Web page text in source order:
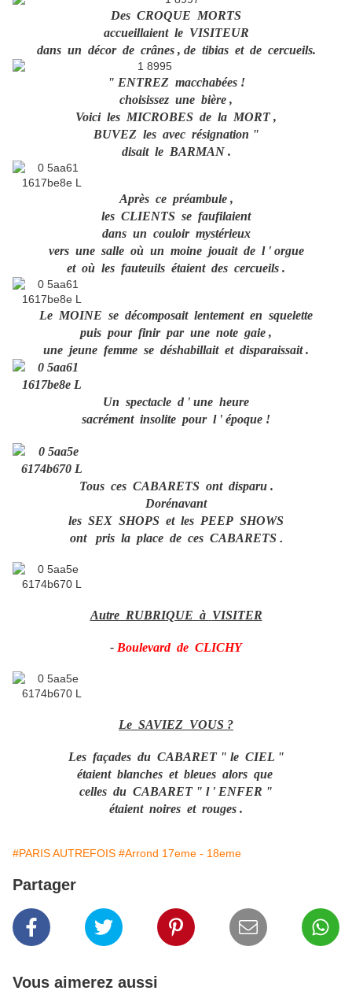
Des CROQUE MORTS
accueillaient le VISITEUR
dans un décor de crânes , de tibias et de cercueils.
" ENTREZ macchabées !
choisissez une bière ,
Voici les MICROBES de la MORT ,
BUVEZ les avec résignation "
disait le BARMAN .
Après ce préambule ,
les CLIENTS se faufilaient
dans un couloir mystérieux
vers une salle où un moine jouait de l ' orgue
et où les fauteuils étaient des cercueils .
Le MOINE se décomposait lentement en squelette
puis pour finir par une note gaie ,
une jeune femme se déshabillaitet disparaissait .
Un spectacle d ' une heure
sacrément insolite pour l ' époque !
Tous ces CABARETS ont disparu .
Dorénavant
les SEX SHOPS et les PEEP SHOWS
ont pris la place de ces CABARETS .
Autre RUBRIQUE à VISITER
- Boulevard de CLICHY
Le SAVIEZ VOUS ?
Les façades du CABARET " le CIEL "
étaient blanches et bleuesalors que
celles du CABARET " l ' ENFER "
étaient noires et rouges .
#PARIS AUTREFOIS #Arrond 17eme - 18eme
Partager
Vous aimerez aussi